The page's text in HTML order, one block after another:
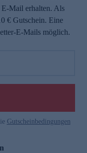
Mail erhalten. Als
€ Gutschein. Eine
E-Mails möglich.
Gutscheinbedingungen